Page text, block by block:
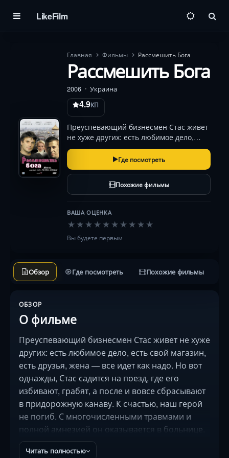
LikeFilm
Главная Фильмы Рассмешить Бога
Рассмешить Бога
2006 Украина
4.9КП
Преуспевающий бизнесмен Стас живет
не хуже других: есть любимое дело,
есть свой магазин, есть друзья, жена —
все идет как надо. Но вот однажды, Стас
садится на поезд, где его избивают,
грабят, а после и вовсе сбрасывают …
Где посмотреть
Похожие фильмы
ВАША ОЦЕНКА
★ ★ ★ ★ ★ ★ ★ ★ ★ ★
Вы будете первым
Обзор Где посмотреть Похожие фильмы
ОБЗОР
О фильме
Преуспевающий бизнесмен Стас живет не хуже
других: есть любимое дело, есть свой магазин,
есть друзья, жена — все идет как надо. Но вот
однажды, Стас садится на поезд, где его
избивают, грабят, а после и вовсе сбрасывают
в придорожную канаву. К счастью, наш герой
не погиб. С многочисленными травмами и
полной амнезией он оказывается в больнице.
\n\nЖена Стаса Светлана, разбирая вещи
супруга, неожиданно находит фотографии, на
Читать полностью